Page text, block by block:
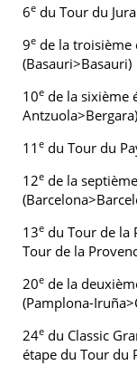
6e du Tour du
9e de la troisième
(Basauri>Basauri)
10e de la sixième
Antzuola>Bergara)
11 e du Tour du
12e de la
13e du Tour de la
Tour de la
20e de la
(Pamplona-
24e du Classic
étape du Tour du